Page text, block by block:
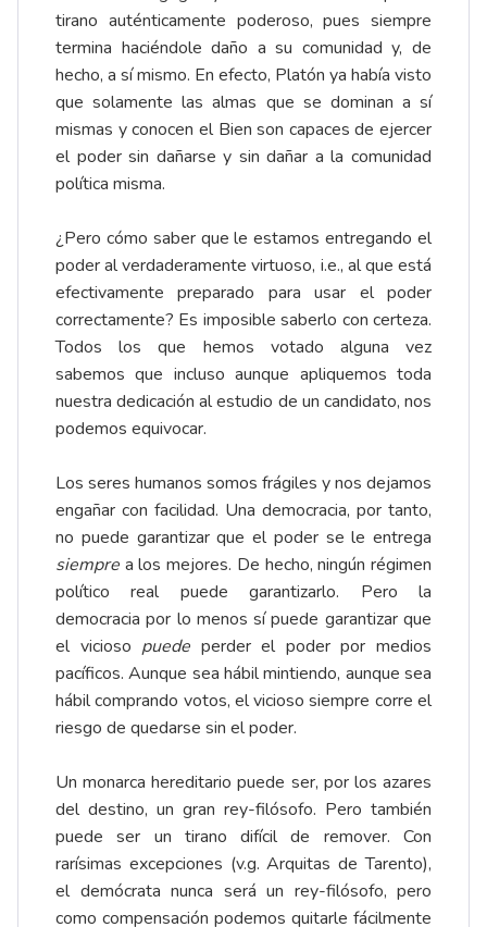
tirano auténticamente poderoso, pues siempre
termina haciéndole daño a su comunidad y, de
hecho, a sí mismo. En efecto, Platón ya había visto
que solamente las almas que se dominan a sí
mismas y conocen el Bien son capaces de ejercer
el poder sin dañarse y sin dañar a la comunidad
política misma.
¿Pero cómo saber que le estamos entregando el
poder al verdaderamente virtuoso, i.e., al que está
efectivamente preparado para usar el poder
correctamente? Es imposible saberlo con certeza.
Todos los que hemos votado alguna vez
sabemos que incluso aunque apliquemos toda
nuestra dedicación al estudio de un candidato, nos
podemos equivocar.
Los seres humanos somos frágiles y nos dejamos
engañar con facilidad. Una democracia, por tanto,
no puede garantizar que el poder se le entrega
siempre a los mejores. De hecho, ningún régimen
político real puede garantizarlo. Pero la
democracia por lo menos sí puede garantizar que
el vicioso puede perder el poder por medios
pacíficos. Aunque sea hábil mintiendo, aunque sea
hábil comprando votos, el vicioso siempre corre el
riesgo de quedarse sin el poder.
Un monarca hereditario puede ser, por los azares
del destino, un gran rey-filósofo. Pero también
puede ser un tirano difícil de remover. Con
rarísimas excepciones (v.g. Arquitas de Tarento),
el demócrata nunca será un rey-filósofo, pero
como compensación podemos quitarle fácilmente